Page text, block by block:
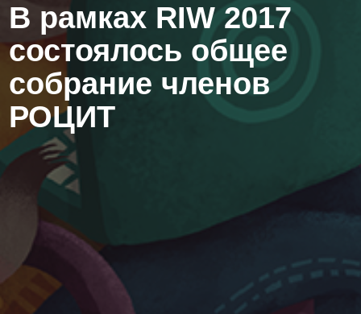
В рамках RIW 2017
состоялось общее
собрание членов
РОЦИТ